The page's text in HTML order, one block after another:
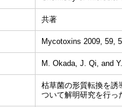
共著
Mycotoxins 2009, 59,
M. Okada, J. Qi, and
枯草菌の形質転換を誘
ついて解明研究を行っ